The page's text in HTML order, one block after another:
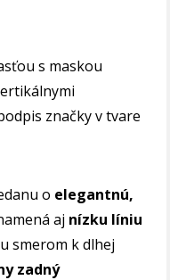
s maskou
značky v tvare
o elegantnú,
aj nízku líniu
smerom k dlhej
zadný